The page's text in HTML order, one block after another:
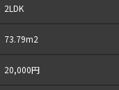
2LDK
73.79m2
20,000円